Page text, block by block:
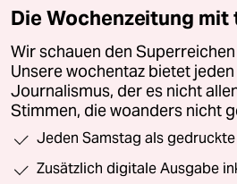
Die Wochenzeitung
Wir schauen den
Unsere wochentaz bietet
Journalismus, der es nicht
Stimmen, die woanders nicht
Jeden Samstag als
Zusätzlich digitale Ausgabe